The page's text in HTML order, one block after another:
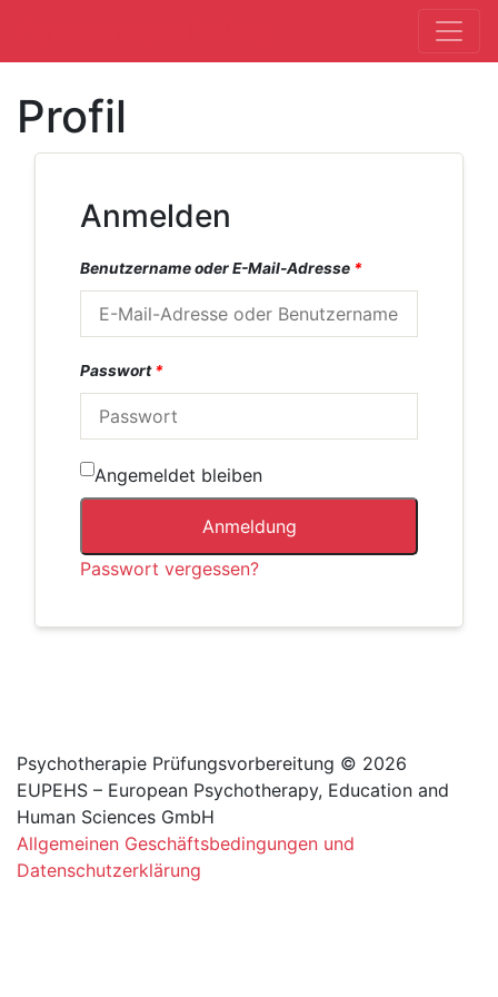
Profil
Anmelden
Benutzername oder E-Mail-Adresse *
Passwort*
Angemeldet bleiben
Anmeldung
Passwort vergessen?
Psychotherapie Prüfungsvorbereitung © 2026
EUPEHS – European Psychotherapy, Education and
Human Sciences GmbH
Allgemeinen Geschäftsbedingungen und
Datenschutzerklärung